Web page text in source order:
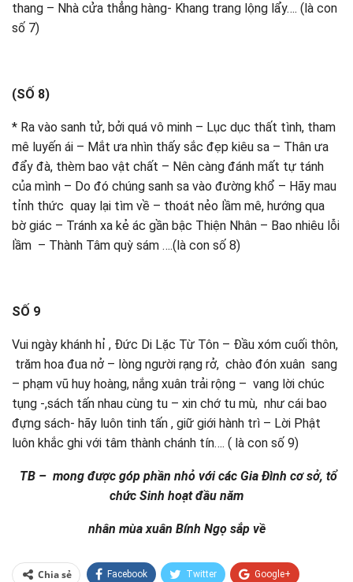
thang – Nhà cửa thẳng hàng- Khang trang lộng lẩy…. (là con
số 7)
(SỐ 8)
* Ra vào sanh tử, bởi quá vô minh – Lục dục thất tình, tham
mê luyến ái – Mắt ưa nhìn thấy sắc đẹp kiêu sa – Thân ưa
đẩy đà, thèm bao vật chất – Nên càng đánh mất tự tánh
của mình – Do đó chúng sanh sa vào đường khổ – Hãy mau
tỉnh thức quay lại tìm về – thoát nẻo lầm mê, hướng qua
bờ giác – Tránh xa kẻ ác gần bậc Thiện Nhân – Bao nhiêu lỗi
lầm – Thành Tâm quỳ sám ….(là con số 8)
SỐ 9
Vui ngày khánh hỉ , Đức Di Lặc Từ Tôn – Đầu xóm cuối thôn,
trăm hoa đua nở – lòng người rạng rở, chào đón xuân sang
– phạm vũ huy hoàng, nắng xuân trải rộng – vang lời chúc
tụng -,sách tấn nhau cùng tu – xin chớ tu mù, như cái bao
đựng sách- hãy luôn tinh tấn , giữ giới hành trì – Lời Phật
luôn khắc ghi với tâm thành chánh tín…. ( là con số 9)
TB – mong được góp phần nhỏ với các Gia Đình cơ sở, tổ
chức Sinh hoạt đầu năm
nhân mùa xuân Bính Ngọ sắp về
Chia sẻ Facebook Twitter Google+